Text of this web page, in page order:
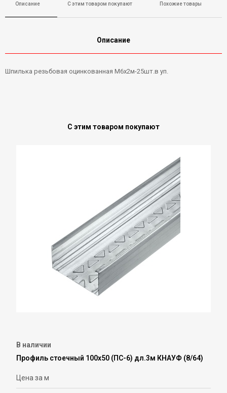
Описание С этим товаром покупают Похожие товары
Описание
Шпилька резьбовая оцинкованная М6х2м-25шт.в уп.
С этим товаром покупают
В наличии
Профиль стоечный 100х50 (ПС-6) дл.3м КНАУФ (8/64)
Цена за м